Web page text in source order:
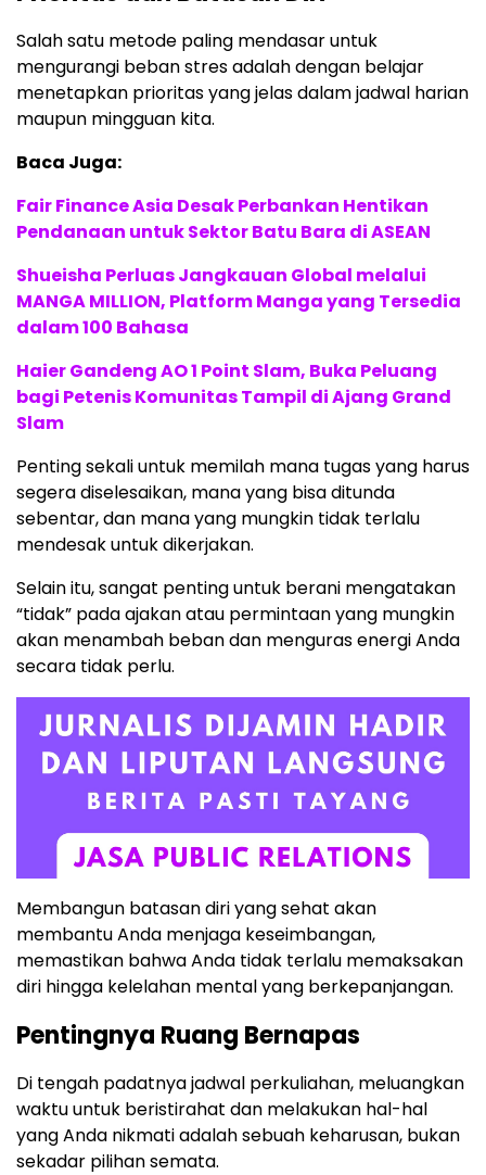
Salah satu metode paling mendasar untuk
mengurangi beban stres adalah dengan belajar
menetapkan prioritas yang jelas dalam jadwal harian
maupun mingguan kita.
Baca Juga:
Fair Finance Asia Desak Perbankan Hentikan
Pendanaan untuk Sektor Batu Bara di ASEAN
Shueisha Perluas Jangkauan Global melalui
MANGA MILLION, Platform Manga yang Tersedia
dalam 100 Bahasa
Haier Gandeng AO 1 Point Slam, Buka Peluang
bagi Petenis Komunitas Tampil di Ajang Grand
Slam
Penting sekali untuk memilah mana tugas yang harus
segera diselesaikan, mana yang bisa ditunda
sebentar, dan mana yang mungkin tidak terlalu
mendesak untuk dikerjakan.
Selain itu, sangat penting untuk berani mengatakan
“tidak” pada ajakan atau permintaan yang mungkin
akan menambah beban dan menguras energi Anda
secara tidak perlu.
Membangun batasan diri yang sehat akan
membantu Anda menjaga keseimbangan,
memastikan bahwa Anda tidak terlalu memaksakan
diri hingga kelelahan mental yang berkepanjangan.
Pentingnya Ruang Bernapas
Di tengah padatnya jadwal perkuliahan, meluangkan
waktu untuk beristirahat dan melakukan hal-hal
yang Anda nikmati adalah sebuah keharusan, bukan
sekadar pilihan semata.